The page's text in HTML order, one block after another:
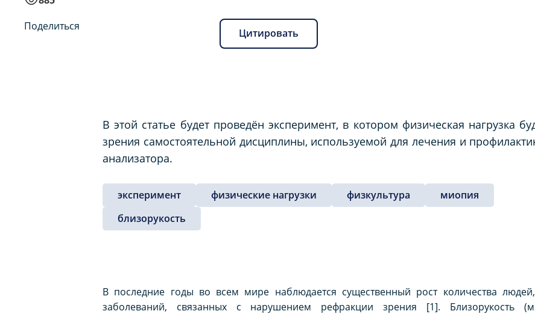
Поделиться
Цитировать
В этой статье будет проведён эксперимент, в котором физическая нагрузка
зрения самостоятельной дисциплины, используемой для лечения и
анализатора.
эксперимент физические нагрузки физкультура
миопия
близорукость
В последние годы во всем мире наблюдается существенный рост количества
заболеваний, связанных с нарушением рефракции зрения [1]. Близорукость